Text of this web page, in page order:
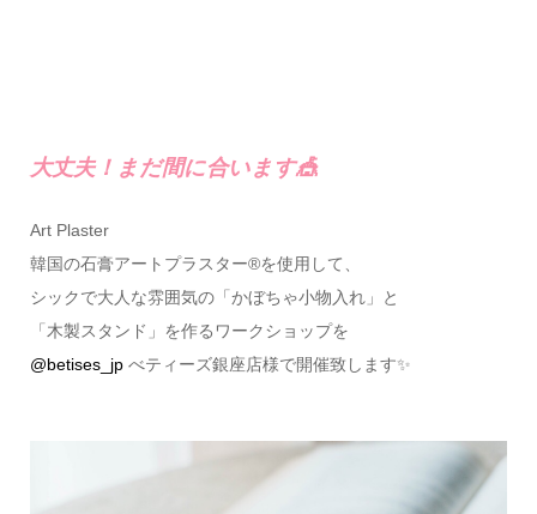
大丈夫！まだ間に合います🎪
Art Plaster
韓国の石膏アートプラスター®を使用して、
シックで大人な雰囲気の「かぼちゃ小物入れ」と
「木製スタンド」を作るワークショップを
@betises_jpべティーズ銀座店様で開催致します✨